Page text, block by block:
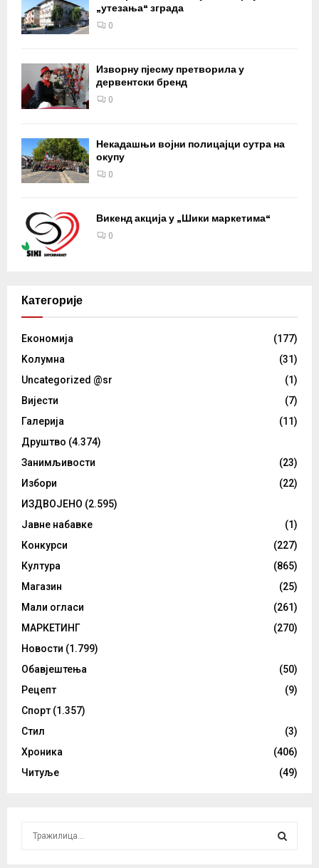
„утезања“ зграда
0
Изворну пјесму претворила у
дервентски бренд
0
Некадашњи војни полицајци сутра на
окупу
0
Викенд акција у „Шики маркетима“
0
Категорије
Eкономија
(177)
Kолумнa
(31)
Uncategorized @sr
(1)
Вијести
(7)
Галерија
(11)
Друштво (4.374)
Занимљивости
(23)
Избори
(22)
ИЗДВОЈЕНО (2.595)
Јавне набавке
(1)
Конкурси
(227)
Култура
(865)
Магазин
(25)
Мали огласи
(261)
МАРКЕТИНГ
(270)
Новости (1.799)
Обавјештења
(50)
Рецепт
(9)
Спорт (1.357)
Стил
(3)
Хроника
(406)
Читуље
(49)